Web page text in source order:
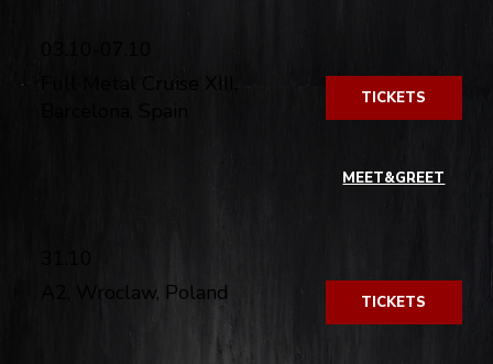
Full Metal Cruise XIII,
TICKETS
A2, Wroclaw, Poland
TICKETS
MEET&GREET